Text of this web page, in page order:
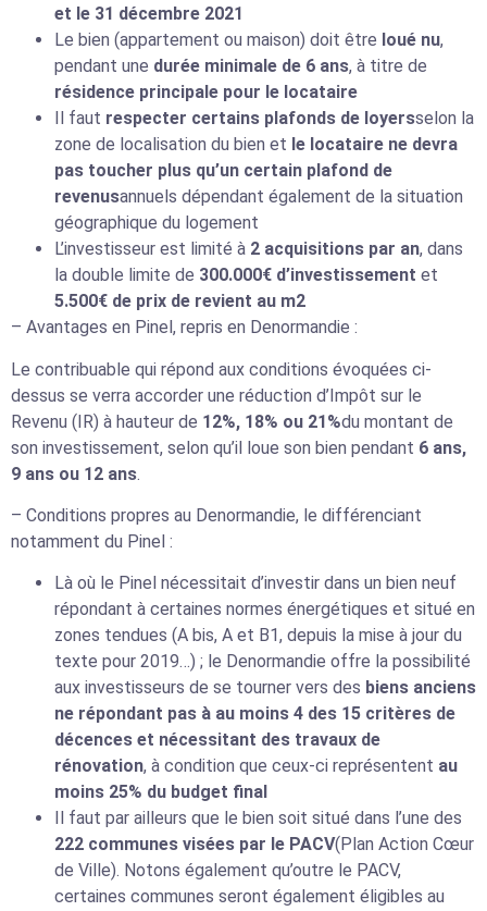
et le 31 décembre 2021
Le bien (appartement ou maison) doit être loué nu,
pendant une durée minimale de 6 ans, à titre de
résidence principale pour le locataire
Il faut respecter certains plafonds de loyersselon la
zone de localisation du bien et le locataire ne devra
pas toucher plus qu’un certain plafond de
revenusannuels dépendant également de la situation
géographique du logement
L’investisseur est limité à 2 acquisitions par an, dans
la double limite de 300.000€ d’investissement et
5.500€ de prix de revient au m2
– Avantages en Pinel, repris en Denormandie :
Le contribuable qui répond aux conditions évoquées ci-
dessus se verra accorder une réduction d’Impôt sur le
Revenu (IR) à hauteur de 12%, 18% ou 21%du montant de
son investissement, selon qu’il loue son bien pendant 6 ans,
9 ans ou 12 ans.
– Conditions propres au Denormandie, le différenciant
notamment du Pinel :
Là où le Pinel nécessitait d’investir dans un bien neuf
répondant à certaines normes énergétiques et situé en
zones tendues (A bis, A et B1, depuis la mise à jour du
texte pour 2019…) ; le Denormandie offre la possibilité
aux investisseurs de se tourner vers des biens anciens
ne répondant pas à au moins 4 des 15 critères de
décences et nécessitant des travaux de
rénovation, à condition que ceux-ci représentent au
moins 25% du budget final
Il faut par ailleurs que le bien soit situé dans l’une des
222 communes visées par le PACV(Plan Action Cœur
de Ville). Notons également qu’outre le PACV,
certaines communes seront également éligibles au